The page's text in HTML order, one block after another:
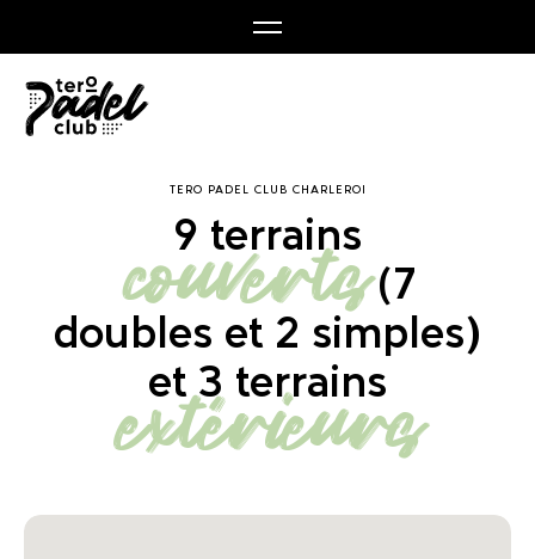
TERO PADEL CLUB CHARLEROI
9 terrains
couverts(7
doubles et 2 simples)
et 3 terrains
extérieurs